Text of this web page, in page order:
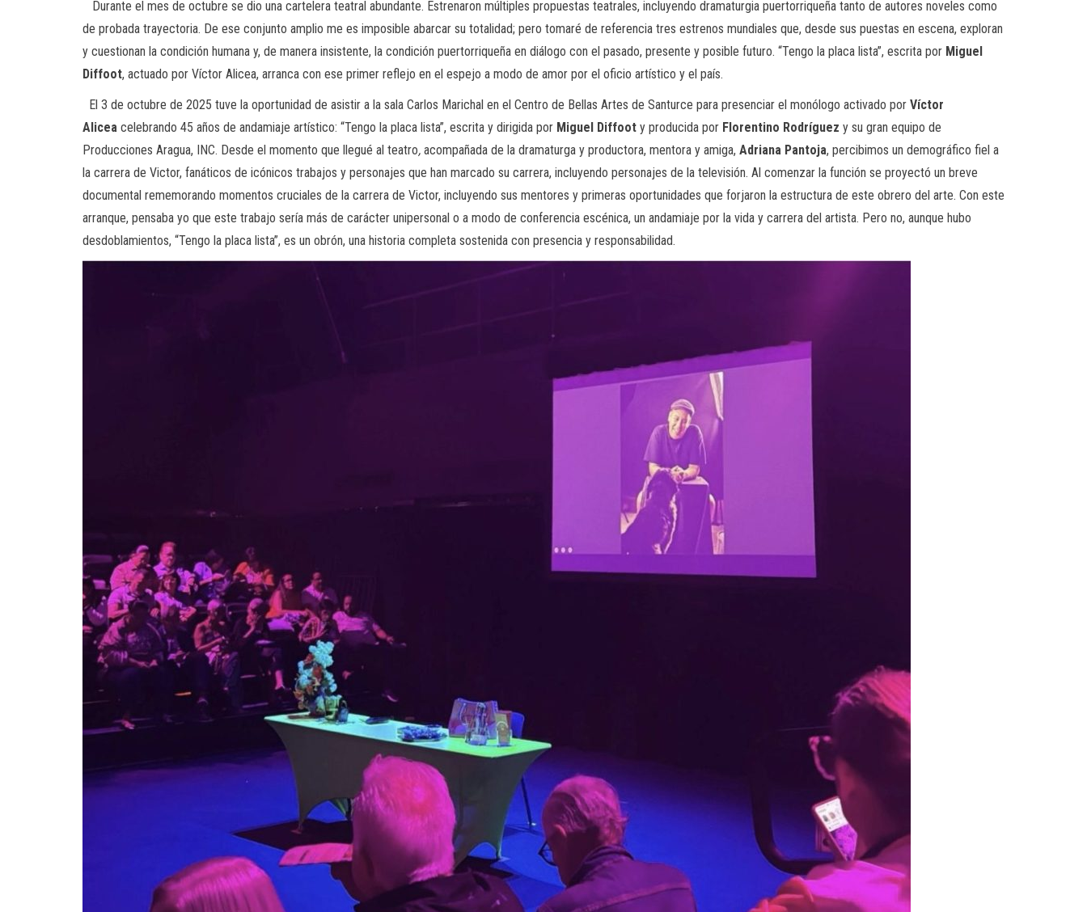
Durante el mes de octubre se dio una cartelera teatral abundante. Estrenaron múltiples propuestas teatrales, incluyendo dramaturgia puertorriqueña tanto de autores noveles como
de probada trayectoria. De ese conjunto amplio me es imposible abarcar su totalidad; pero tomaré de referencia tres estrenos mundiales que, desde sus puestas en escena, exploran
y cuestionan la condición humana y, de manera insistente, la condición puertorriqueña en diálogo con el pasado, presente y posible futuro. “Tengo la placa lista”, escrita por Miguel
Diffoot, actuado por Víctor Alicea, arranca con ese primer reflejo en el espejo a modo de amor por el oficio artístico y el país.
El 3 de octubre de 2025 tuve la oportunidad de asistir a la sala Carlos Marichal en el Centro de Bellas Artes de Santurce para presenciar el monólogo activado por Víctor
Alicea celebrando 45 años de andamiaje artístico: “Tengo la placa lista”, escrita y dirigida por Miguel Diffoot y producida por Florentino Rodríguez y su gran equipo de
Producciones Aragua, INC. Desde el momento que llegué al teatro, acompañada de la dramaturga y productora, mentora y amiga, Adriana Pantoja, percibimos un demográfico fiel a
la carrera de Victor, fanáticos de icónicos trabajos y personajes que han marcado su carrera, incluyendo personajes de la televisión. Al comenzar la función se proyectó un breve
documental rememorando momentos cruciales de la carrera de Victor, incluyendo sus mentores y primeras oportunidades que forjaron la estructura de este obrero del arte. Con este
arranque, pensaba yo que este trabajo sería más de carácter unipersonal o a modo de conferencia escénica, un andamiaje por la vida y carrera del artista. Pero no, aunque hubo
desdoblamientos, “Tengo la placa lista”, es un obrón, una historia completa sostenida con presencia y responsabilidad.